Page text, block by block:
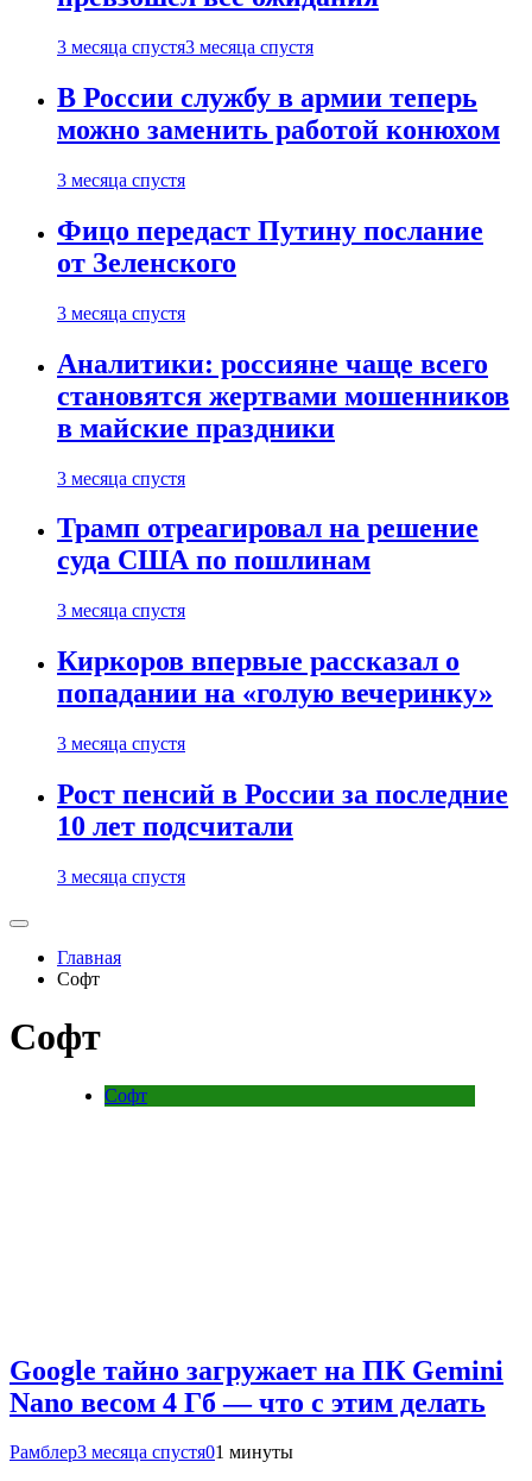
3 месяца спустя3 месяца спустя
В России службу в армии теперь
можно заменить работой конюхом
3 месяца спустя
Фицо передаст Путину послание
от Зеленского
3 месяца спустя
Аналитики: россияне чаще всего
становятся жертвами мошенников
в майские праздники
3 месяца спустя
Трамп отреагировал на решение
суда США по пошлинам
3 месяца спустя
Киркоров впервые рассказал о
попадании на «голую вечеринку»
3 месяца спустя
Рост пенсий в России за последние
10 лет подсчитали
3 месяца спустя
Главная
Софт
Софт
Софт
Google тайно загружает на ПК Gemini
Nano весом 4 Гб — что с этим делать
Рамблер3 месяца спустя01 минуты